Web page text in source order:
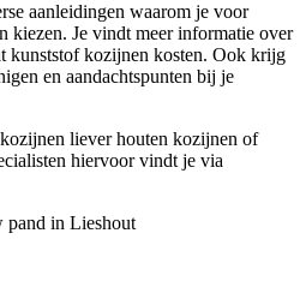
aanleidingen waarom je voor
kiezen. Je vindt meer informatie over
kunststof kozijnen kosten. Ook krijg
en aandachtspunten bij je
liever houten kozijnen of
hiervoor vindt je via
pand in Lieshout